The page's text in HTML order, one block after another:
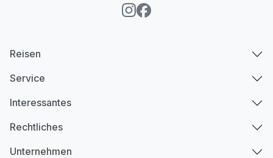
Reisen
Service
Interessantes
Rechtliches
Unternehmen